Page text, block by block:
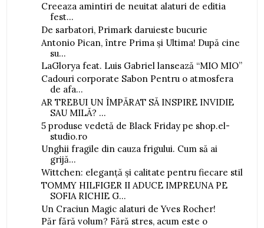
Creeaza amintiri de neuitat alaturi de editia
fest...
De sarbatori, Primark daruieste bucurie
Antonio Pican, între Prima și Ultima! După cine
su...
LaGlorya feat. Luis Gabriel lansează “MIO MIO”
Cadouri corporate Sabon Pentru o atmosfera
de afa...
AR TREBUI UN ÎMPĂRAT SĂ INSPIRE INVIDIE
SAU MILĂ? ...
5 produse vedetă de Black Friday pe shop.el-
studio.ro
Unghii fragile din cauza frigului. Cum să ai
grijă...
Wittchen: eleganță și calitate pentru fiecare stil
TOMMY HILFIGER II ADUCE IMPREUNA PE
SOFIA RICHIE G...
Un Craciun Magic alaturi de Yves Rocher!
Păr fără volum? Fără stres, acum este o